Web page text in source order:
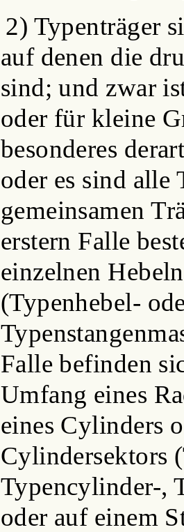
2) Typenträger
auf denen die
sind; und zwar
oder für kleine
besonderes
oder es sind alle
gemeinsamen
erstern Falle
einzelnen
(Typenhebel-
Falle befinden
Umfang eines
eines Cylinders
Cylindersektors
Typencylinder-,
oder auf einem